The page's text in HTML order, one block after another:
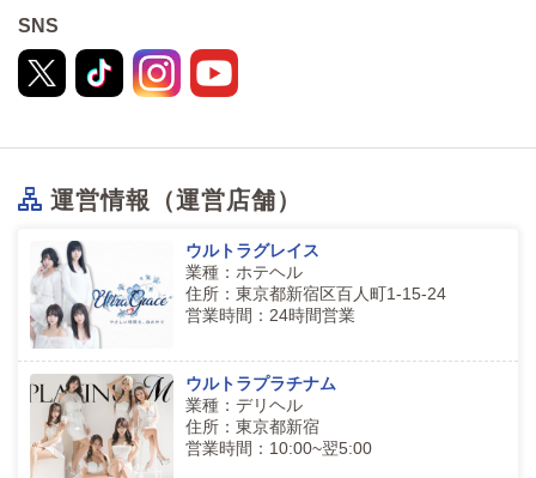
SNS
運営情報（運営店舗）
ウルトラグレイス
業種：ホテヘル
住所：東京都新宿区百人町1-15-24
営業時間：24時間営業
ウルトラプラチナム
業種：デリヘル
住所：東京都新宿
営業時間：10:00~翌5:00